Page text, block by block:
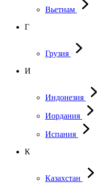
Вьетнам
Г
Грузия
И
Индонезия
Иордания
Испания
К
Казахстан